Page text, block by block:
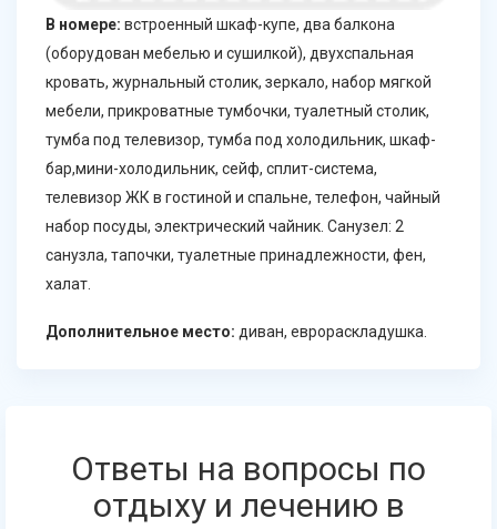
В номере: встроенный шкаф-купе, два балкона
(оборудован мебелью и сушилкой), двухспальная
кровать, журнальный столик, зеркало, набор мягкой
мебели, прикроватные тумбочки, туалетный столик,
тумба под телевизор, тумба под холодильник, шкаф-
бар,мини-холодильник, сейф, сплит-система,
телевизор ЖК в гостиной и спальне, телефон, чайный
набор посуды, электрический чайник. Санузел: 2
санузла, тапочки, туалетные принадлежности, фен,
халат.
Дополнительное место: диван, еврораскладушка.
Ответы на вопросы по
отдыху и лечению в